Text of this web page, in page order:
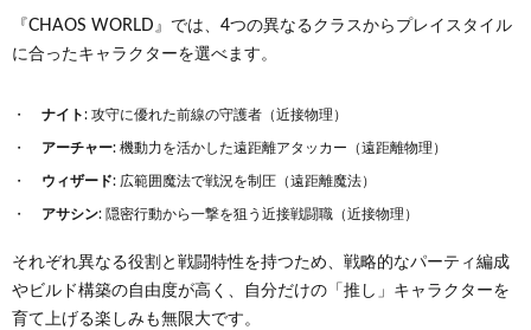
『CHAOS WORLD』では、4つの異なるクラスからプレイスタイル
に合ったキャラクターを選べます。
ナイト: 攻守に優れた前線の守護者（近接物理）
アーチャー: 機動力を活かした遠距離アタッカー（遠距離物理）
ウィザード: 広範囲魔法で戦況を制圧（遠距離魔法）
アサシン: 隠密行動から一撃を狙う近接戦闘職（近接物理）
それぞれ異なる役割と戦闘特性を持つため、戦略的なパーティ編成
やビルド構築の自由度が高く、自分だけの「推し」キャラクターを
育て上げる楽しみも無限大です。